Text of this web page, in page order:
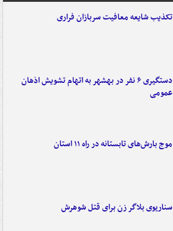
تکذیب شایعه معافیت سربازان فراری
دستگیری ۶ نفر در بهشهر به اتهام تشویش اذهان
عمومی
موج بارش‌های تابستانه در راه ۱۱ استان
سناریوی بلاگر زن برای قتل شوهرش